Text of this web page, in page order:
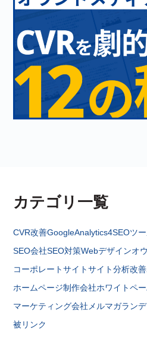
カテゴリ一覧
CVR改善GoogleAnalytics4SEOツ
SEO会社SEO対策Webデザインオ
コーポレートサイトサイト分析改善
ホームページ制作会社ホワイトペ
マーケティング会社 メルマガラン
被リンク